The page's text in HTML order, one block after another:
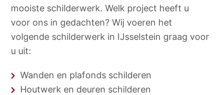
mooiste schilderwerk. Welk project heeft u
voor ons in gedachten? Wij voeren het
volgende schilderwerk in IJsselstein graag voor
u uit:
Wanden en plafonds schilderen
Houtwerk en deuren schilderen